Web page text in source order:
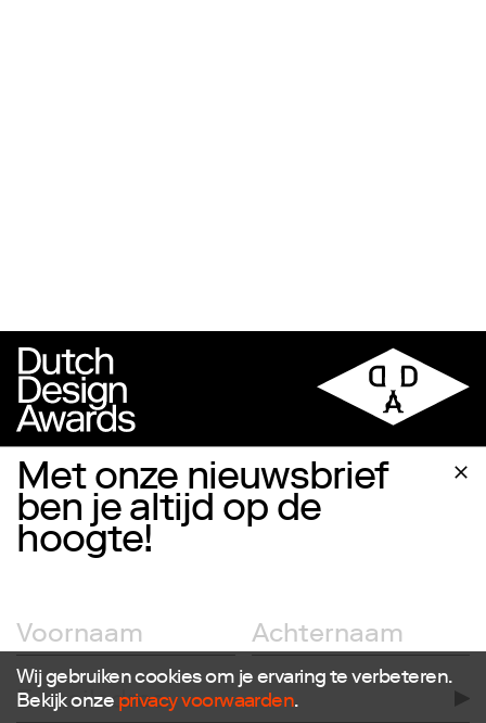
Wij gebruiken cookies om je ervaring te verbeteren.
Bekijk onze privacy voorwaarden.
Volg ons
Twitter
LinkedIn
Flickr
Vimeo
Met onze nieuwsbrief
ben je altijd op de
hoogte!